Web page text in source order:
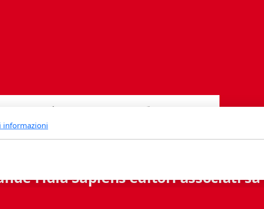
Fidia Sapiens editori associati sa
informazioni